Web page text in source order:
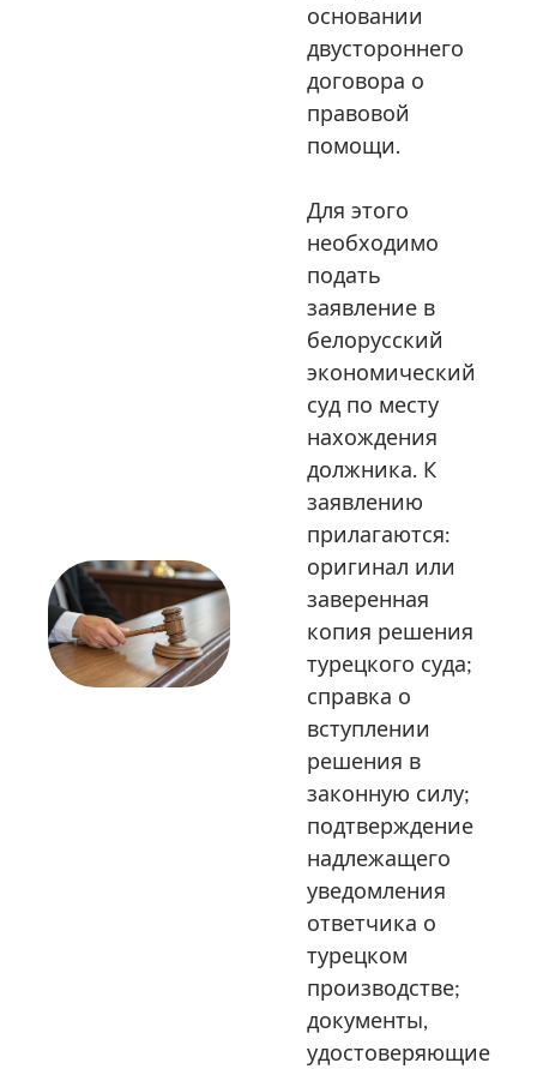
основании
двустороннего
договора о
правовой
помощи.
Для этого
необходимо
подать
заявление в
белорусский
экономический
суд по месту
нахождения
должника. К
заявлению
прилагаются:
оригинал или
заверенная
копия решения
турецкого суда;
справка о
вступлении
решения в
законную силу;
подтверждение
надлежащего
уведомления
ответчика о
турецком
производстве;
документы,
удостоверяющие